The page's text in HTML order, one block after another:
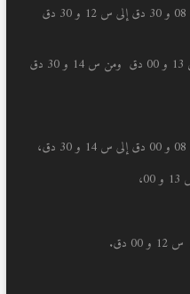
من س 08 و 30 دق إلى س 12 و 30 دق
من س 08 و 00 دق إلى س 13 و 00 دق ومن س 14 و 30 دق